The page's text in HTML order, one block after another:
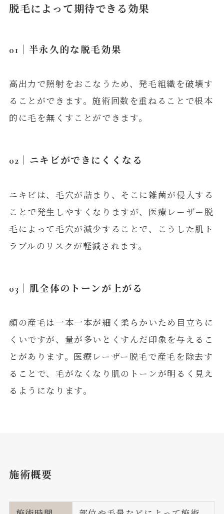
脱毛によって期待できる効果
01｜半永久的な脱毛効果
高出力で照射をおこなうため、発毛組織を破壊す
ることができます。施術回数を重ねることで根本
的に毛を無くすことができます。
02｜ニキビができにくくなる
ニキビは、毛穴が詰まり、そこに雑菌が侵入する
ことで発生しやすくなりますが、医療レーザー脱
毛によって毛穴が減少することで、こうした肌ト
ラブルのリスクが軽減されます。
03｜肌全体のトーンが上がる
顔の産毛は一本一本が細く柔らかいため目立ちに
くいですが、量が多いとくすんだ印象を与えるこ
とがあります。医療レーザー脱毛で産毛を除去す
ることで、毛がなくなり肌のトーンが明るく見え
るようになります。
施術概要